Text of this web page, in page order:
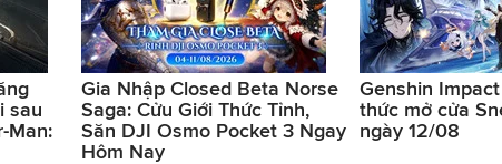
sau
Man:
Gia Nhập Closed Beta Norse
Saga: Cửu Giới Thức Tỉnh,
Săn DJI Osmo Pocket 3 Ngay
Hôm Nay
Genshin
thức mở cửa
ngày 12/08